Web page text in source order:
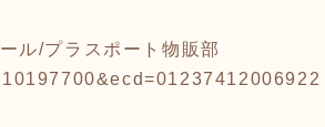
ル/プラスポート物販部